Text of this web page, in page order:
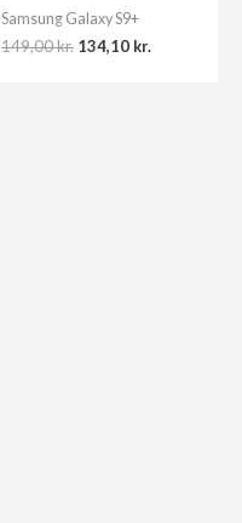
Samsung Galaxy S9+
149,00kr. Original
134,10 kr.